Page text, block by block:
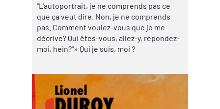
''L'autoportrait, je ne comprends pas ce
que ça veut dire. Non, je ne comprends
pas. Comment voulez-vous que je me
décrive? Qui êtes-vous, allez-y, répondez-
moi, hein?"» Qui je suis, moi ?